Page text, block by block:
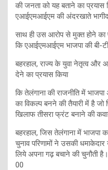
की जनता को यह बताने का
एआईएमआईएम की अंदरखाते
साथ ही उस आरोप से मुक्त होने का
कि एआईएमआईएम भाजपा की बी-
बहरहाल, राज्य के युवा नेतृत्व और
देने का प्रयास किया
कि तेलंगाना की राजनीति में
का विकल्प बनने की तैयारी में है
खिलाफ तीसरा फ्रंट बनाने की
बहरहाल, जिस तेलंगाना में भाजपा
चुनाव परिणामों ने उसकी
लिये अपना गढ़ बचाने की चुनौती है।
00